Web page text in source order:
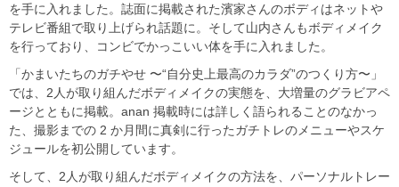
を手に入れました。誌面に掲載された濱家さんのボディはネットや
テレビ番組で取り上げられ話題に。そして山内さんもボディメイク
を行っており、コンビでかっこいい体を手に入れました。
「かまいたちのガチやせ 〜“自分史上最高のカラダ”のつくり方〜」
では、2人が取り組んだボディメイクの実態を、大増量のグラビアペ
ージとともに掲載。anan 掲載時には詳しく語られることのなかっ
た、撮影までの 2 か月間に真剣に行ったガチトレのメニューやスケ
ジュールを初公開しています。
そして、2人が取り組んだボディメイクの方法を、パーソナルトレー